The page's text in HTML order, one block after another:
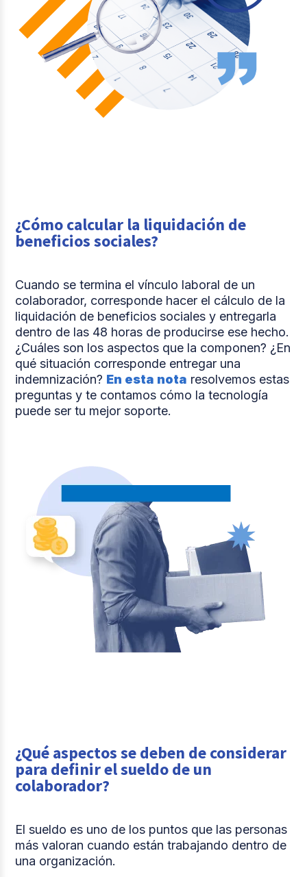
¿Cómo calcular la liquidación de
beneficios sociales?
Cuando se termina el vínculo laboral de un
colaborador, corresponde hacer el cálculo de la
liquidación de beneficios sociales y entregarla
dentro de las 48 horas de producirse ese hecho.
¿Cuáles son los aspectos que la componen? ¿En
qué situación corresponde entregar una
indemnización? En esta nota resolvemos estas
preguntas y te contamos cómo la tecnología
puede ser tu mejor soporte.
¿Qué aspectos se deben de considerar
para definir el sueldo de un
colaborador?
El sueldo es uno de los puntos que las personas
más valoran cuando están trabajando dentro de
una organización.